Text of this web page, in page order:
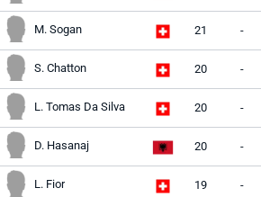
M. Sogan 21 -
S. Chatton 20 -
L. Tomas Da Silva 20 -
D. Hasanaj 20 -
L. Fior 19 -